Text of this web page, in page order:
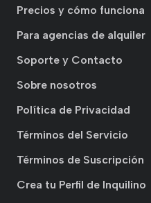
Precios y cómo funciona
Para agencias de alquiler
Soporte y Contacto
Sobre nosotros
Política de Privacidad
Términos del Servicio
Términos de Suscripción
Crea tu Perfil de Inquilino